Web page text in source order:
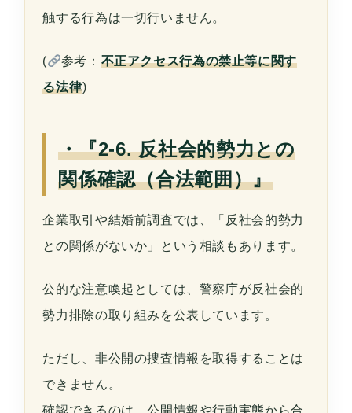
触する行為は一切行いません。
( 参考： 不正アクセス行為の禁止等に関す
る法律)
・『2-6. 反社会的勢力との
関係確認（合法範囲）』
企業取引や結婚前調査では、「反社会的勢力
との関係がないか」という相談もあります。
公的な注意喚起としては、警察庁が反社会的
勢力排除の取り組みを公表しています。
ただし、非公開の捜査情報を取得することは
できません。
確認できるのは、公開情報や行動実態から合